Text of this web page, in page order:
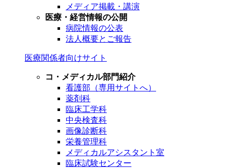
メディア掲載・講演
医療・経営情報の公開
病院情報の公表
法人概要とご報告
医療関係者向けサイト
コ・メディカル部門紹介
看護部（専用サイトへ）
薬剤科
臨床工学科
中央検査科
画像診断科
栄養管理科
メディカルアシスタント室
臨床試験センター